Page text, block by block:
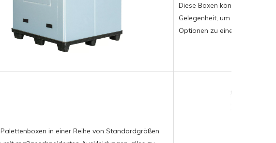
Diese Boxen können ab
Gelegenheit, um diese
Optionen zu einem
in einer Reihe von Standardgrößen